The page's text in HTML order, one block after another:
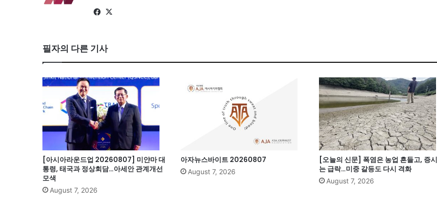
Fa
ok
필자의 다른 기사
[아시아라운드업 20260807] 미얀마 대
통령, 태국과 정상회담…아세안 관계개선
모색
August 7, 2026
아자뉴스바이트 20260807
August 7, 2026
[오늘의 신문] 폭염은 농업 흔들고, 증시
는 급락…미중 갈등도 다시 격화
August 7, 2026